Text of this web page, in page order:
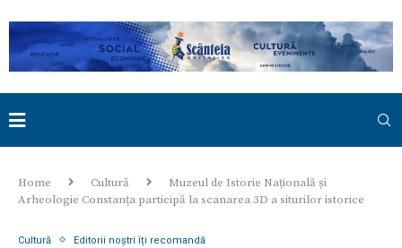
Home Cultură
Muzeul de Istorie Națională și
Arheologie Constanța participă la scanarea 3D a siturilor istorice
Cultură Editorii noștri îți recomandă